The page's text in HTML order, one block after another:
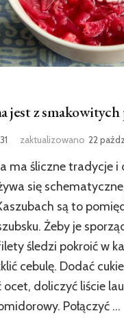
jest z
zaktualizowano 22
ma śliczne tradycje i
się
są to
Żeby je
śledzi pokroić w
cebulę. Dodać
ocet, doliczyć liście
Połączyć …